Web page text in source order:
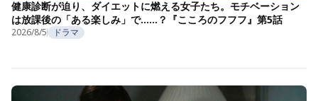
健康診断が迫り、ダイエットに燃える女子たち。モチベーション
は放課後の「ある楽しみ」で……？『こころのフフフ』第5話
2026/8/5 ドラマ